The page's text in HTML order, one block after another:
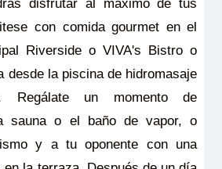
disfrutar al máximo de tus
con comida gourmet en el
Riverside o VIVA's Bistro o
desde la piscina de hidromasaje
Regálate un momento de
sauna o el baño de vapor, o
y a tu oponente con una